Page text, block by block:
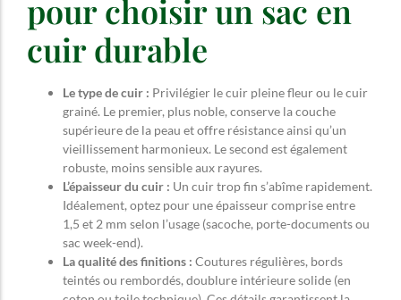
pour choisir un sac en
cuir durable
Le type de cuir : Privilégier le cuir pleine fleur ou le cuir
grainé. Le premier, plus noble, conserve la couche
supérieure de la peau et offre résistance ainsi qu’un
vieillissement harmonieux. Le second est également
robuste, moins sensible aux rayures.
L’épaisseur du cuir : Un cuir trop fin s’abîme rapidement.
Idéalement, optez pour une épaisseur comprise entre
1,5 et 2 mm selon l’usage (sacoche, porte-documents ou
sac week-end).
La qualité des finitions : Coutures régulières, bords
teintés ou rembordés, doublure intérieure solide (en